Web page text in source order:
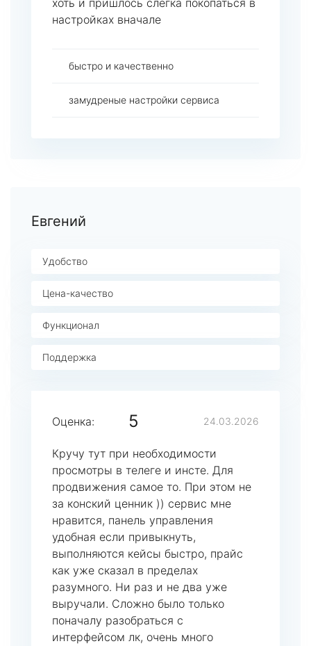
хоть и пришлось слегка покопаться в
настройках вначале
быстро и качественно
замудреные настройки сервиса
Евгений
Удобство
Цена-качество
Функционал
Поддержка
Оценка: 5 24.03.2026
Кручу тут при необходимости
просмотры в телеге и инсте. Для
продвижения самое то. При этом не
за конский ценник )) сервис мне
нравится, панель управления
удобная если привыкнуть,
выполняются кейсы быстро, прайс
как уже сказал в пределах
разумного. Ни раз и не два уже
выручали. Сложно было только
поначалу разобраться с
интерфейсом лк, очень много